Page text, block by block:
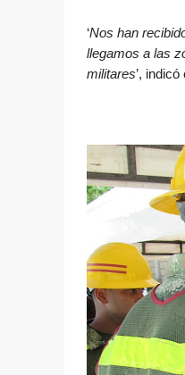
‘Nos han
llegamos a las
militares’,